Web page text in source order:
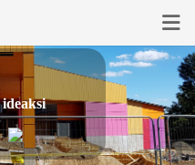
ideaksi